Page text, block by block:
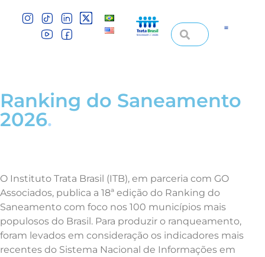
Ranking do Saneamento
2026.
O Instituto Trata Brasil (ITB), em parceria com GO
Associados, publica a 18ª edição do Ranking do
Saneamento com foco nos 100 municípios mais
populosos do Brasil. Para produzir o ranqueamento,
foram levados em consideração os indicadores mais
recentes do Sistema Nacional de Informações em